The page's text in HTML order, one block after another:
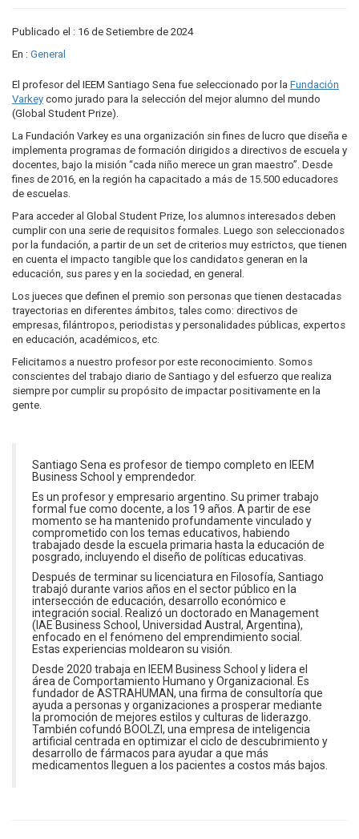
Publicado el : 16 de Setiembre de 2024
En : General
El profesor del IEEM Santiago Sena fue seleccionado por la Fundación
Varkey como jurado para la selección del mejor alumno del mundo
(Global Student Prize).
La Fundación Varkey es una organización sin fines de lucro que diseña e
implementa programas de formación dirigidos a directivos de escuela y
docentes, bajo la misión “cada niño merece un gran maestro”. Desde
fines de 2016, en la región ha capacitado a más de 15.500 educadores
de escuelas.
Para acceder al Global Student Prize, los alumnos interesados deben
cumplir con una serie de requisitos formales. Luego son seleccionados
por la fundación, a partir de un set de criterios muy estrictos, que tienen
en cuenta el impacto tangible que los candidatos generan en la
educación, sus pares y en la sociedad, en general.
Los jueces que definen el premio son personas que tienen destacadas
trayectorias en diferentes ámbitos, tales como: directivos de
empresas, filántropos, periodistas y personalidades públicas, expertos
en educación, académicos, etc.
Felicitamos a nuestro profesor por este reconocimiento. Somos
conscientes del trabajo diario de Santiago y del esfuerzo que realiza
siempre por cumplir su propósito de impactar positivamente en la
gente.
Santiago Sena es profesor de tiempo completo en IEEM
Business School y emprendedor.
Es un profesor y empresario argentino. Su primer trabajo
formal fue como docente, a los 19 años. A partir de ese
momento se ha mantenido profundamente vinculado y
comprometido con los temas educativos, habiendo
trabajado desde la escuela primaria hasta la educación de
posgrado, incluyendo el diseño de políticas educativas.
Después de terminar su licenciatura en Filosofía, Santiago
trabajó durante varios años en el sector público en la
intersección de educación, desarrollo económico e
integración social. Realizó un doctorado en Management
(IAE Business School, Universidad Austral, Argentina),
enfocado en el fenómeno del emprendimiento social.
Estas experiencias moldearon su visión.
Desde 2020 trabaja en IEEM Business School y lidera el
área de Comportamiento Humano y Organizacional. Es
fundador de ASTRAHUMAN, una firma de consultoría que
ayuda a personas y organizaciones a prosperar mediante
la promoción de mejores estilos y culturas de liderazgo.
También cofundó BOOLZI, una empresa de inteligencia
artificial centrada en optimizar el ciclo de descubrimiento y
desarrollo de fármacos para ayudar a que más
medicamentos lleguen a los pacientes a costos más bajos.